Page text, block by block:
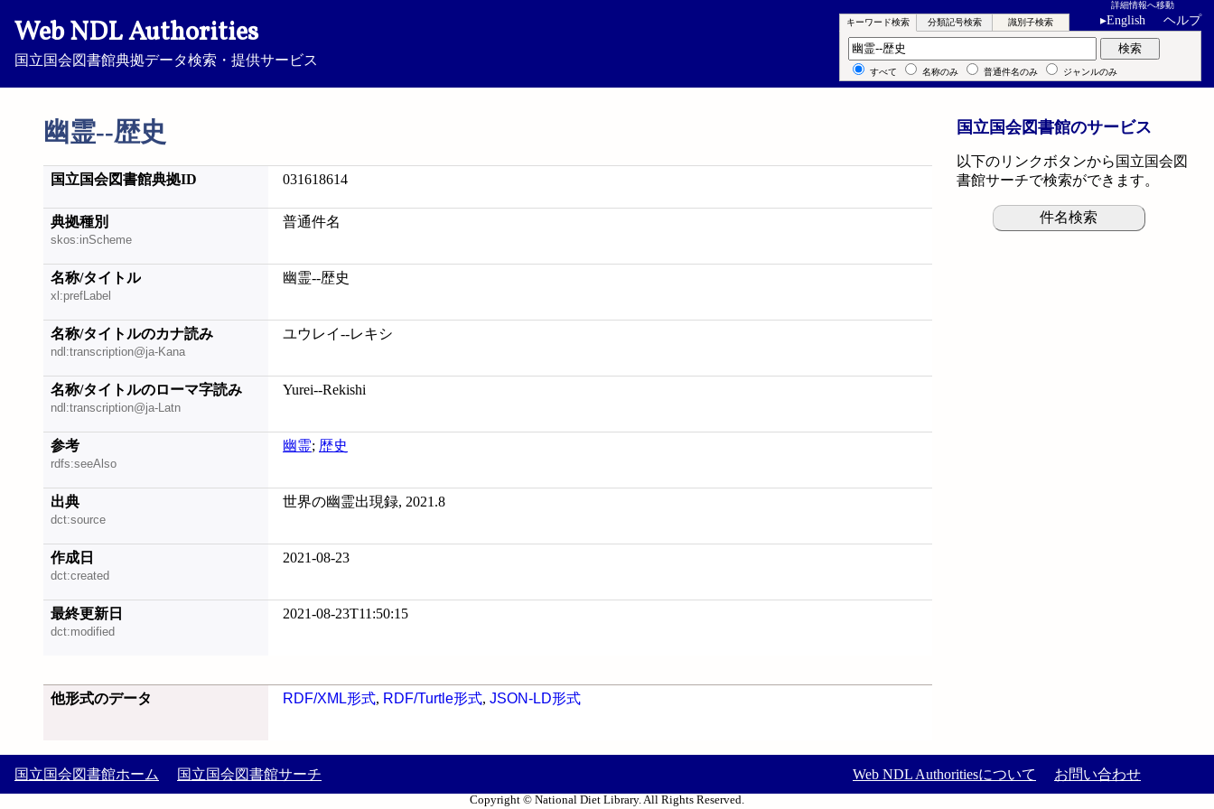
Web NDL Authorities
国立国会図書館典拠データ検索・提供サービス
詳細情報へ移動
▸English ヘルプ
幽霊--歴史
キーワード検索 分類記号検索 識別子検索
キーワード検索 検索
すべて 名称のみ 普通件名のみ ジャンルのみ
国立国会図書館典拠ID 031618614
典拠種別
skos:inScheme
普通件名
名称/タイトル
xl:prefLabel
幽霊--歴史
名称/タイトルのカナ読み
ndl:transcription@ja-Kana
ユウレイ--レキシ
名称/タイトルのローマ字読み
ndl:transcription@ja-Latn
Yurei--Rekishi
参考
rdfs:seeAlso
幽霊; 歴史
出典
dct:source
世界の幽霊出現録, 2021.8
作成日
dct:created
2021-08-23
最終更新日
dct:modified
2021-08-23T11:50:15
他形式のデータ RDF/XML形式, RDF/Turtle形式, JSON-LD形式
国立国会図書館のサービス
以下のリンクボタンから国立国会図
書館サーチで検索ができます。
件名検索
国立国会図書館ホーム 国立国会図書館サーチ Web NDL Authoritiesについて お問い合わせ
Copyright © National Diet Library. All Rights Reserved.